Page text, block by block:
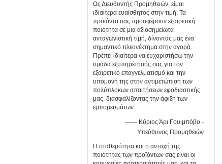
Ως Διευθυντής Προμηθειών, είμαι
ιδιαίτερα ευαίσθητος στην τιμή. Τα
προϊόντα σας προσφέρουν εξαιρετική
ποιότητα σε μια αξιοσημείωτα
ανταγωνιστική τιμή, δίνοντάς μας ένα
σημαντικό πλεονέκτημα στην αγορά.
Πρέπει ιδιαίτερα να ευχαριστήσω την
ομάδα εξυπηρέτησής σας για τον
εξαιρετικό επαγγελματισμό και την
υπομονή της στην αντιμετώπιση των
πολύπλοκων απαιτήσεων εφοδιαστικής
μας, διασφαλίζοντας την άφιξη των
εμπορευμάτων
—— Κύριος Άρι Γουιμπόβο -
Υπεύθυνος Προμηθειών
Η σταθερότητα και η αντοχή της
ποιότητας των προϊόντων σας είναι οι